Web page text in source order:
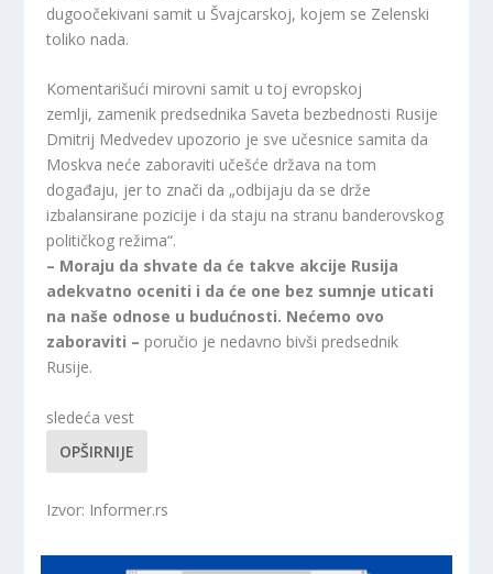
dugoočekivani samit u Švajcarskoj, kojem se Zelenski
toliko nada.
Komentarišući mirovni samit u toj evropskoj
zemlji, zamenik predsednika Saveta bezbednosti Rusije
Dmitrij Medvedev upozorio je sve učesnice samita da
Moskva neće zaboraviti učešće država na tom
događaju, jer to znači da „odbijaju da se drže
izbalansirane pozicije i da staju na stranu banderovskog
političkog režima“.
– Moraju da shvate da će takve akcije Rusija
adekvatno oceniti i da će one bez sumnje uticati
na naše odnose u budućnosti. Nećemo ovo
zaboraviti – poručio je nedavno bivši predsednik
Rusije.
sledeća vest
OPŠIRNIJE
Izvor: Informer.rs